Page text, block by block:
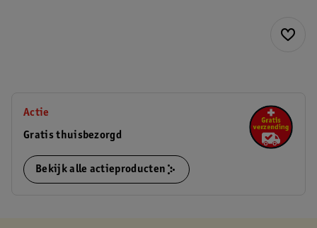
Actie
Gratis thuisbezorgd
Bekijk alle actieproducten